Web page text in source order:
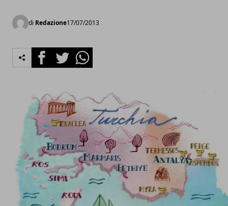
di Redazione17/07/2013
FacebookTwitterWhatsapp